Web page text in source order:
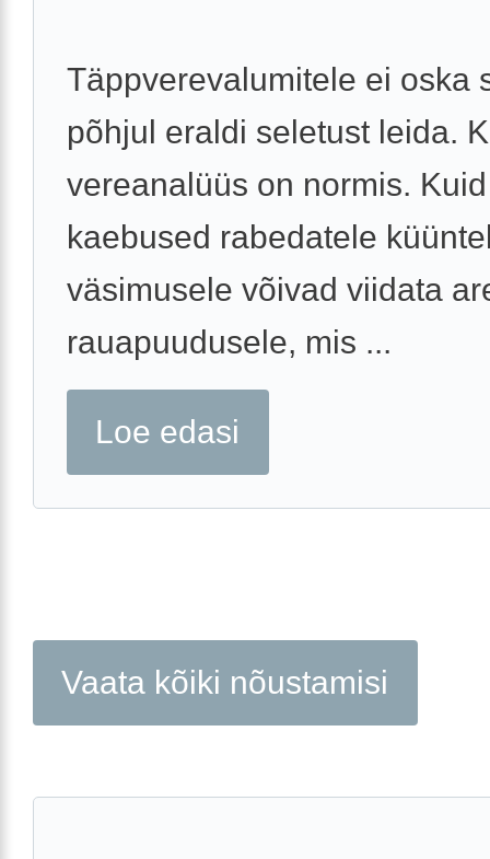
Täppverevalumitele ei oska
põhjul eraldi seletust leida.
vereanalüüs on normis.
kaebused rabedatele
väsimusele võivad viidata
rauapuudusele, mis ...
Loe edasi
Vaata kõiki nõustamisi